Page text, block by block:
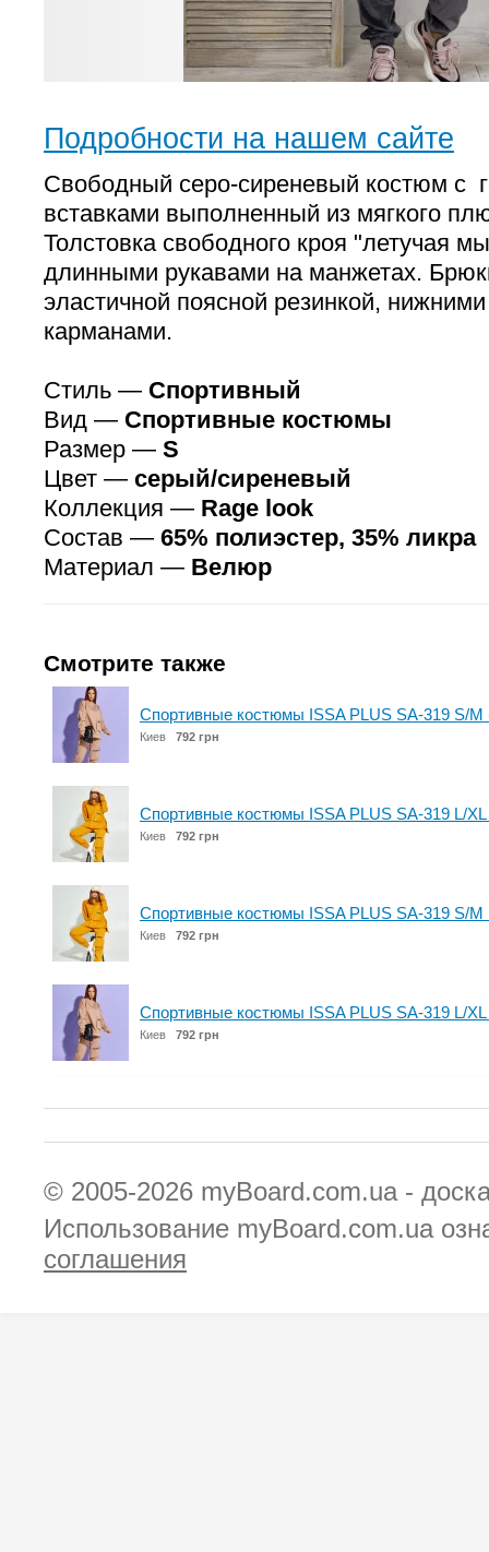
Подробности на нашем сайте
Свободный серо-сиреневый костюм с
вставками выполненный из мягкого
Толстовка свободного кроя "летучая
длинными рукавами на манжетах.
эластичной поясной резинкой,
карманами.
Стиль — Спортивный
Вид — Спортивные костюмы
Размер — S
Цвет — серый/сиреневый
Коллекция — Rage look
Состав — 65% полиэстер, 35% ликра
Материал — Велюр
Смотрите также
Спортивные костюмы ISSA PLUS SA-319 S/
Киев 792 грн
Спортивные костюмы ISSA PLUS SA-319 L/XL
Киев 792 грн
Спортивные костюмы ISSA PLUS SA-319 S/M
Киев 792 грн
Спортивные костюмы ISSA PLUS SA-319 L/
Киев 792 грн
© 2005-2026 myBoard.com.ua -
Использование myBoard.com.ua
соглашения